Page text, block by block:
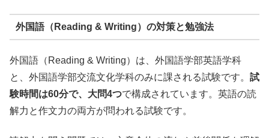
外国語（Reading & Writing）の対策と勉強法
外国語（Reading & Writing）は、外国語学部英語学科
と、外国語学部交流文化学科のみに課される試験です。 試
験時間は60分で、大問4つで構成されています。英語の読
解力と作文力の両方が問われる試験です。